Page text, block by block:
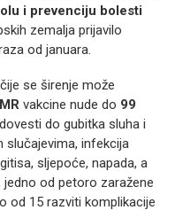
i prevenciju bolesti
zemalja prijavilo
od januara.
se širenje može
vakcine nude do 99
do gubitka sluha i
slučajevima, infekcija
sljepoće, napada, a
jedno od petoro zaražene
od 15 razviti komplikacije